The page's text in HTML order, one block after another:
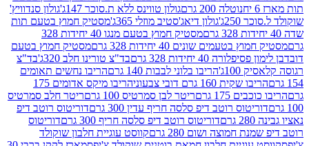
נוטלה 200 גרם
גולון טווינס ללא ת.סוכר 147ג'
גולון סנדוויץ'
250ג'
גולון דיאג'סטיב מוזלי 365ג'
מסטיק חמוץ בטעם תות
מסטיק חמוץ בטעם מנגו 40 יחידות 328
בטעמים שונים 40 יחידות 328 גרם
מסטיק חמוץ בטעם
40 יחידות 328 גרם
בד"צ טורינו חלב 320ג'
בד"צ
הריבו בלוני לבבות 140 גרם
הריבו נחשים תאומים
160 גרם דובי צבעוני
הריבו מיקס אדומים 175
175 גרם
ריטר לבן סמרטיס 100 גרם
ריטר חלב סמרטיס
רוטב דיפ סלסה חריף עדין 300 גרם
דוריטוס רוטב דיפ
דוריטוס רוטב דיפ סלסה חריף 300 גרם
דוריטוס
חמוצה ושום 280 גרם
קווסט עוגיית חלבון שוקולד